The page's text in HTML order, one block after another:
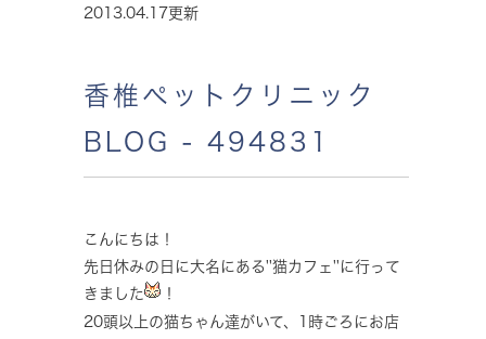
2013.04.17更新
香椎ペットクリニック
BLOG - 494831
こんにちは！
先日休みの日に大名にある''猫カフェ''に行って
きました
！
20頭以上の猫ちゃん達がいて、1時ごろにお店